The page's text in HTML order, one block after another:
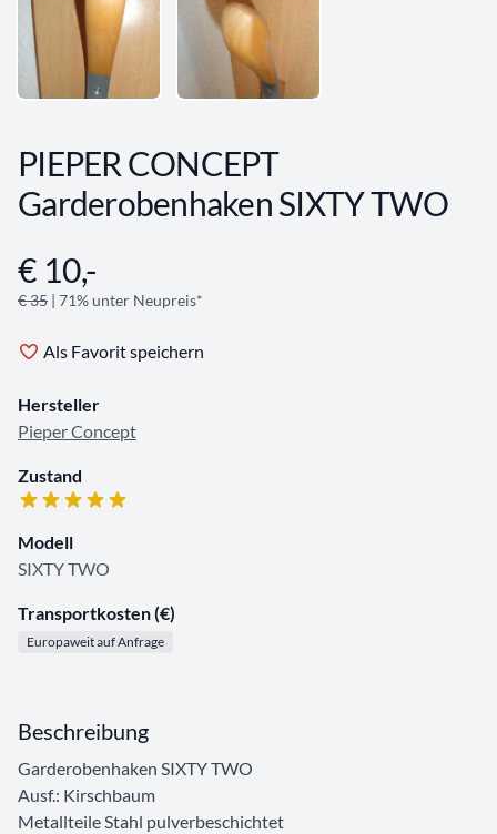
PIEPER CONCEPT
Garderobenhaken SIXTY TWO
Angebotsinformationen
€ 10,-
€ 35 | 71% unter Neupreis*
Als Favorit speichern
Hersteller
Pieper Concept
Zustand
Modell
SIXTY TWO
Transportkosten (€)
Europaweit auf Anfrage
Beschreibung
Garderobenhaken SIXTY TWO
Ausf.: Kirschbaum
Metallteile Stahl pulverbeschichtet